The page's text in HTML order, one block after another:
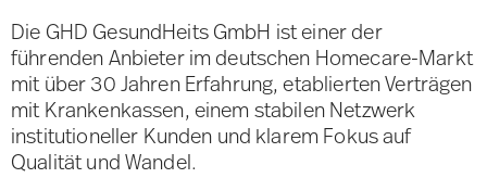
Die GHD GesundHeits GmbH ist einer der
führenden Anbieter im deutschen Homecare-Markt
mit über 30 Jahren Erfahrung, etablierten Verträgen
mit Krankenkassen, einem stabilen Netzwerk
institutioneller Kunden und klarem Fokus auf
Qualität und Wandel.